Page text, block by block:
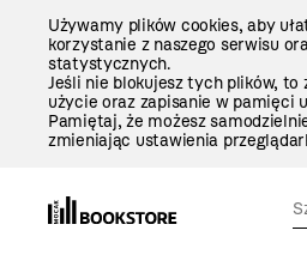
Używamy plików cookies, aby
korzystanie z naszego serwisu
statystycznych.
Jeśli nie blokujesz tych plików, to
użycie oraz zapisanie w pamięci
Pamiętaj, że możesz
zmieniając ustawienia